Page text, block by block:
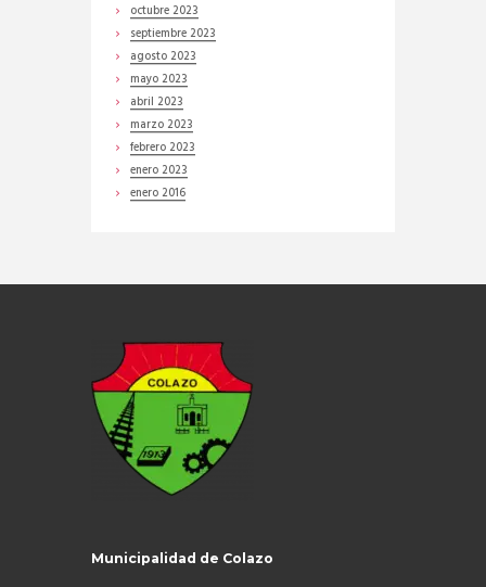
octubre 2023
septiembre 2023
agosto 2023
mayo 2023
abril 2023
marzo 2023
febrero 2023
enero 2023
enero 2016
Municipalidad de Colazo